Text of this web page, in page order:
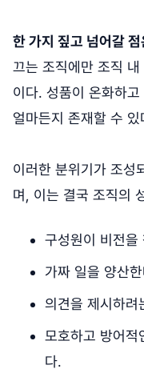
한 가지 짚고 넘어갈 점
끄는 조직에만 조직
이다. 성품이 온화하
얼마든지 존재할 수 있
이러한 분위기가 조성
며, 이는 결국 조직의
구성원이 비전을
가짜 일을 양산
의견을 제시하려
모호하고 방어적
다.